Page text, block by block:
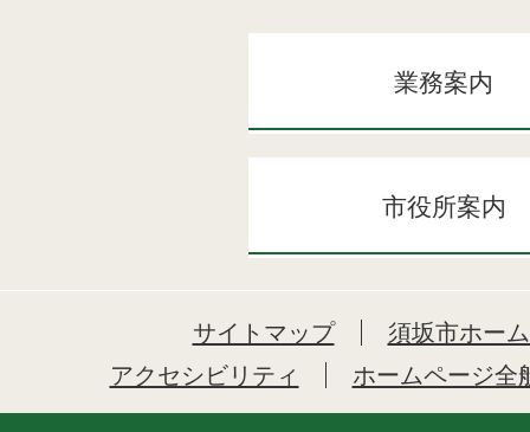
業務案内
市役所案内
サイトマップ
須坂市ホー
アクセシビリティ
ホームページ全